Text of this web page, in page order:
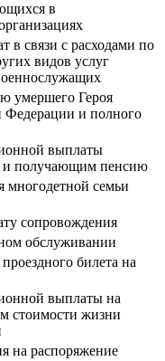
в
в связи с расходами по
видов услуг
умершего Героя
Федерации и полного
выплаты
и получающим пенсию
многодетной семьи
сопровождения
обслуживании
билета на
выплаты на
стоимости жизни
на распоряжение